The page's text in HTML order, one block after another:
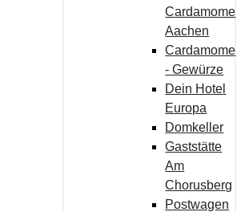
Cardamome
Aachen
Cardamome
- Gewürze
Dein Hotel
Europa
Domkeller
Gaststätte
Am
Chorusberg
Postwagen